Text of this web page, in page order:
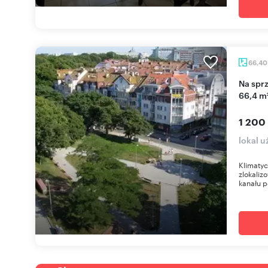
66,40
Na sprzedaż klimatyczny lokal gastronomiczny
66,4
1 200
lokal
kanału